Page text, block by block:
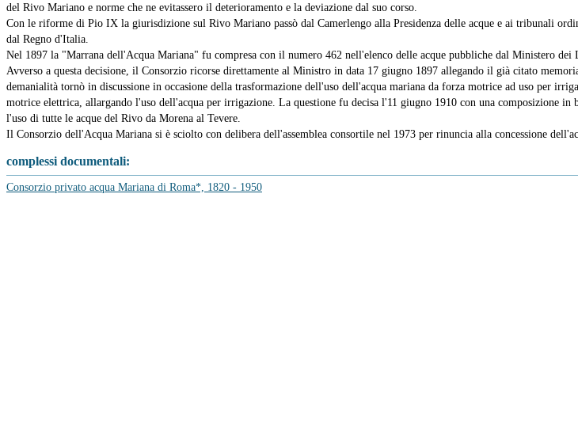
del Rivo Mariano e norme che ne evitassero il deterioramento e la deviazione dal suo corso.
Con le riforme di Pio IX la giurisdizione sul Rivo Mariano passò dal Camerlengo alla Presidenza delle acque e ai tribunali
dal Regno d'Italia.
Nel 1897 la "Marrana dell'Acqua Mariana" fu compresa con il numero 462 nell'elenco delle acque pubbliche dal Ministero
Avverso a questa decisione, il Consorzio ricorse direttamente al Ministro in data 17 giugno 1897 allegando il già citato
demanialità tornò in discussione in occasione della trasformazione dell'uso dell'acqua mariana da forza motrice ad uso per
motrice elettrica, allargando l'uso dell'acqua per irrigazione. La questione fu decisa l'11 giugno 1910 con una composizione
l'uso di tutte le acque del Rivo da Morena al Tevere.
Il Consorzio dell'Acqua Mariana si è sciolto con delibera dell'assemblea consortile nel 1973 per rinuncia alla concessione
complessi documentali:
Consorzio privato acqua Mariana di Roma*, 1820 - 1950